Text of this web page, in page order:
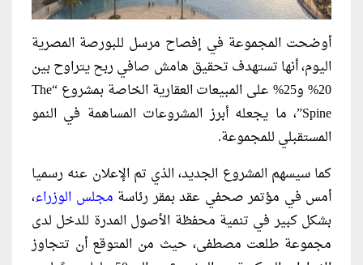
أوضحت المجموعة في إفصاح مرسل للبورصة المصرية
اليوم، أنها تستهدف تحقيق هامش صافي ربح يتراوح بين
20% و25% على المبيعات العقارية الخاصة بمشروع “The
Spine”، ما يجعله أبرز المشروعات المساهمة في النمو
المستقبلي للمجموعة.
كما سيسهم المشروع الجديد، الذي تم الإعلان عنه رسميا
أمس في مؤتمر صحفي عقد بمقر رئاسة مجلس الوزراء،
بشكل كبير في تنمية محفظة الأصول المدرة للدخل لدى
مجموعة طلعت مصطفى، حيث من المتوقع أن تتجاوز